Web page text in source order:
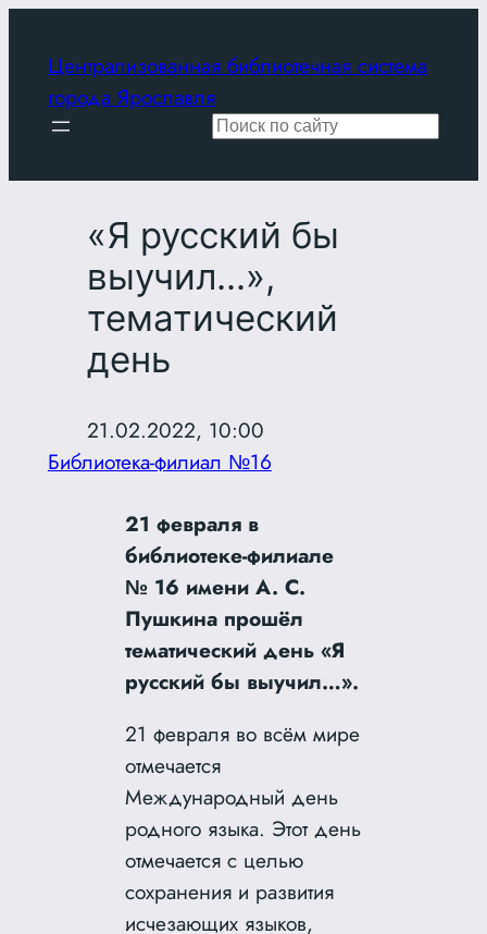
содержимому
Централизованная библиотечная система
города Ярославля
Поиск
«Я русский бы
выучил…»,
тематический
день
21.02.2022, 10:00
Библиотека-филиал №16
21 февраля в
библиотеке-филиале
№ 16 имени А. С.
Пушкина прошёл
тематический день «Я
русский бы выучил…».
21 февраля во всём мире
отмечается
Международный день
родного языка. Этот день
отмечается с целью
сохранения и развития
исчезающих языков,